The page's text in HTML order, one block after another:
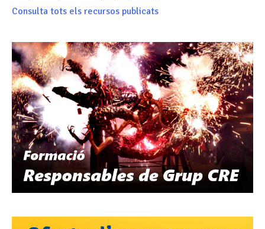
Consulta tots els recursos publicats